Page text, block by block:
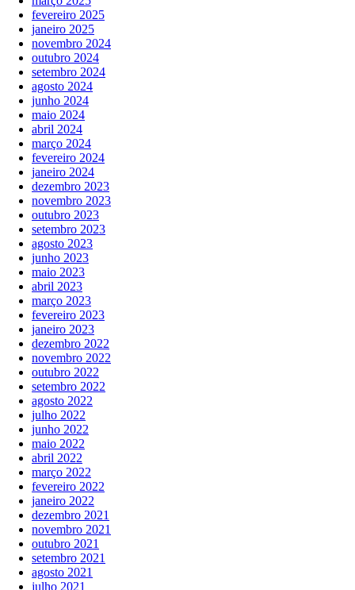
fevereiro 2025
janeiro 2025
novembro 2024
outubro 2024
setembro 2024
agosto 2024
junho 2024
maio 2024
abril 2024
março 2024
fevereiro 2024
janeiro 2024
dezembro 2023
novembro 2023
outubro 2023
setembro 2023
agosto 2023
junho 2023
maio 2023
abril 2023
março 2023
fevereiro 2023
janeiro 2023
dezembro 2022
novembro 2022
outubro 2022
setembro 2022
agosto 2022
julho 2022
junho 2022
maio 2022
abril 2022
março 2022
fevereiro 2022
janeiro 2022
dezembro 2021
novembro 2021
outubro 2021
setembro 2021
agosto 2021
julho 2021